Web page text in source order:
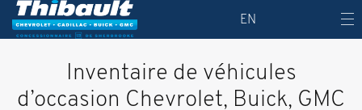
EN
Inventaire de véhicules
d’occasion Chevrolet, Buick, GMC